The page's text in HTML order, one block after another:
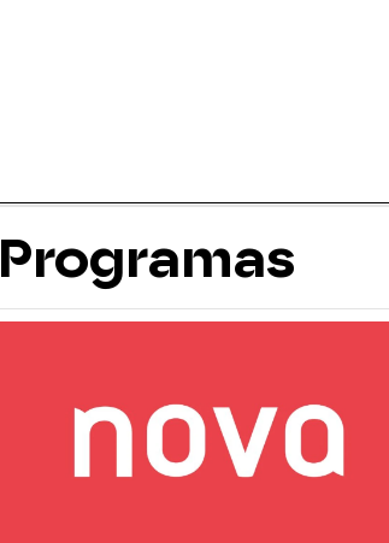
Programas